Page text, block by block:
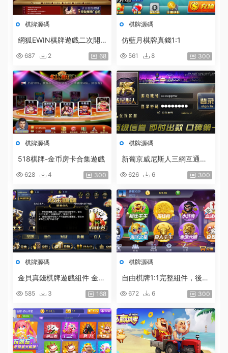
棋牌源碼
網狐EWIN棋牌遊戲二次開
687 2 68
棋牌源碼
仿藍月棋牌真錢1:1
561 8 300
棋牌源碼
518棋牌-金币房卡合集遊戲
628 4 300
棋牌源碼
新葡京威尼斯人三網互通一
626 6 300
棋牌源碼
金貝真錢棋牌遊戲組件 金貝
585 3 168
棋牌源碼
自由棋牌1:1完整組件，後台
672 6 300